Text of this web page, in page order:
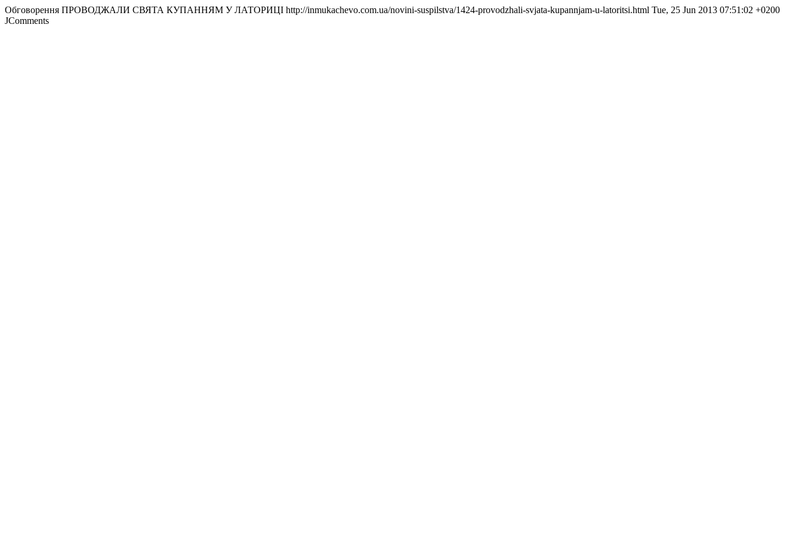
Обговорення ПРОВОДЖАЛИ СВЯТА КУПАННЯМ У ЛАТОРИЦІ http://inmukachevo.com.ua/novini-suspilstva/1424-provodzhali-svjata-kupannjam-u-latoritsi.html Tue, 25 Jun 2013 07:51:02 +0200
JComments